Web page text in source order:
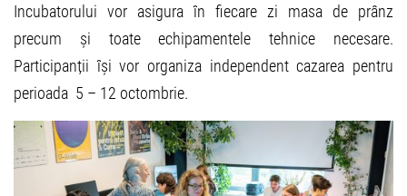
Incubatorului vor asigura în fiecare zi masa de prânz
precum și toate echipamentele tehnice necesare.
Participanții își vor organiza independent cazarea pentru
perioada 5 – 12 octombrie.